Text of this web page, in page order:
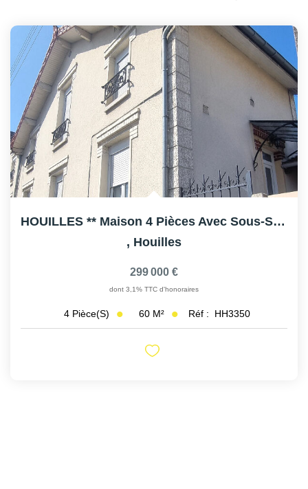
AFR IMMOBILIER Chatou - Transaction
AFR IMMOBILIER Houilles
AFR IMMOBILIER Sartrouville
CONTACT
HOUILLES ** Maison 4 Pièces Avec Sous-Sol Et Terrasse
, Houilles
299 000 €
dont 3,1% TTC d'honoraires
4 Pièce(s) 60 M² Réf : HH3350